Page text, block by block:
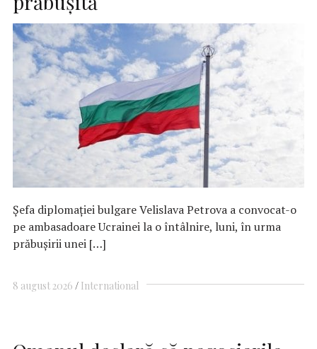
Şefa diplomaţiei bulgare Velislava Petrova a convocat-o
pe ambasadoare Ucrainei la o întâlnire, luni, în urma
prăbuşirii unei […]
8 august 2026 International